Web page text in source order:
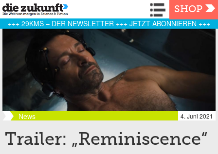
Navigation
SHOP
+++ 29KMS – DER NEWSLETTER +++ JETZT ABONNIEREN +++
News 4. Juni 2021
Trailer: „Reminiscence“